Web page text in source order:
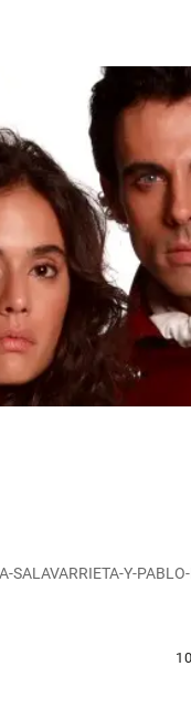
SALAVARRIETA-Y-